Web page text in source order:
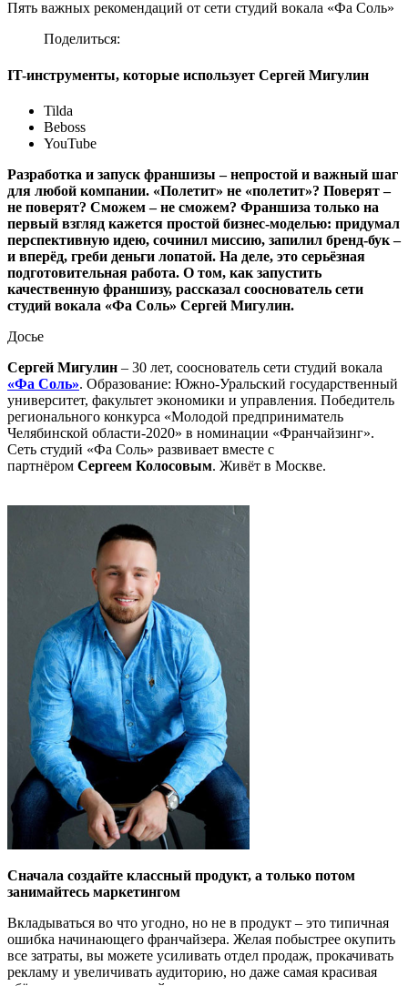
Пять важных рекомендаций от сети студий вокала «Фа Соль»
Поделиться:
IT-инструменты, которые использует Сергей Мигулин
Tilda
Beboss
YouTube
Разработка и запуск франшизы – непростой и важный шаг
для любой компании. «Полетит» не «полетит»? Поверят –
не поверят? Сможем – не сможем? Франшиза только на
первый взгляд кажется простой бизнес-моделью: придумал
перспективную идею, сочинил миссию, запилил бренд-бук –
и вперёд, греби деньги лопатой. На деле, это серьёзная
подготовительная работа. О том, как запустить
качественную франшизу, рассказал сооснователь сети
студий вокала «Фа Соль» Сергей Мигулин.
Досье
Сергей Мигулин – 30 лет, сооснователь сети студий вокала
«Фа Соль». Образование: Южно-Уральский государственный
университет, факультет экономики и управления. Победитель
регионального конкурса «Молодой предприниматель
Челябинской области-2020» в номинации «Франчайзинг».
Сеть студий «Фа Соль» развивает вместе с
партнёром Сергеем Колосовым. Живёт в Москве.
Сначала создайте классный продукт, а только потом
занимайтесь маркетингом
Вкладываться во что угодно, но не в продукт – это типичная
ошибка начинающего франчайзера. Желая побыстрее окупить
все затраты, вы можете усиливать отдел продаж, прокачивать
рекламу и увеличивать аудиторию, но даже самая красивая